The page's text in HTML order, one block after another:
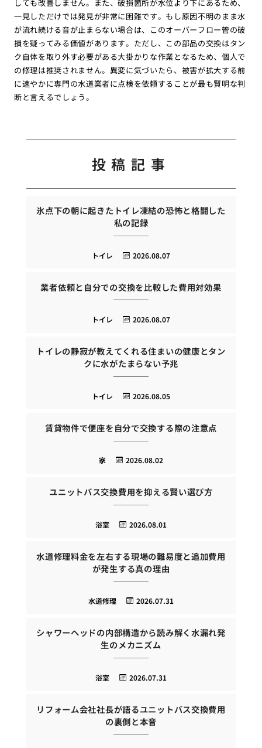
しても改善しません。また、破損箇所が水位より下にあるため、
一見しただけでは発見が非常に困難です。もし原因不明のまま水
が流れ続ける音が止まらない場合は、このオーバーフロー管の破
損を疑ってみる価値があります。ただし、この部品の交換はタン
ク自体を取り外す必要がある大掛かりな作業となるため、個人で
の修理は推奨されません。異変に気づいたら、被害が拡大する前
に速やかに専門の水道業者に点検を依頼することが最も賢明な判
断と言えるでしょう。
投稿記事
氷点下の朝に起きたトイレ凍結の恐怖と格闘した
私の記録
2026.08.07
トイレ
業者依頼と自分での交換を比較した費用対効果
2026.08.07
トイレ
トイレの静寂が教えてくれる住まいの健康とタン
クに水がたまらない予兆
2026.08.05
トイレ
賃貸物件で便座を自分で交換する際の注意点
2026.08.02
家
ユニットバス交換費用を抑える賢い選び方
2026.08.01
浴室
水道修理料金を左右する現場の難易度と追加費用
が発生する真の理由
2026.07.31
水道修理
シャワーヘッドの内部構造から読み解く水漏れ発
生のメカニズム
2026.07.31
浴室
リフォーム会社社長が語るユニットバス交換費用
の裏側と本音